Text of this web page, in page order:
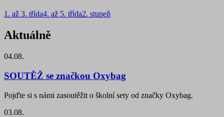
1. až 3. třída4. až 5. třída2. stupeň
Aktuálně
04.08.
SOUTĚŽ se značkou Oxybag
Pojďte si s námi zasoutěžit o školní sety od značky Oxybag.
03.08.